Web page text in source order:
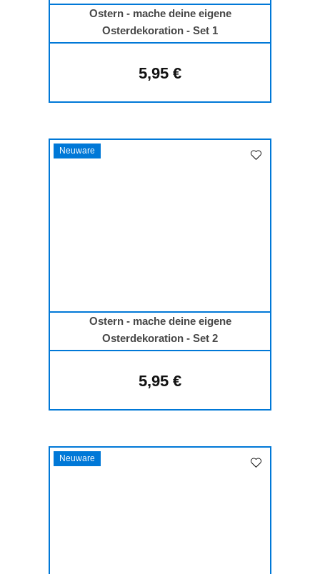
Ostern - mache deine eigene
Osterdekoration - Set 1
Regulärer Preis:
5,95 €
Neuware
Ostern - mache deine eigene
Osterdekoration - Set 2
Regulärer Preis:
5,95 €
Neuware